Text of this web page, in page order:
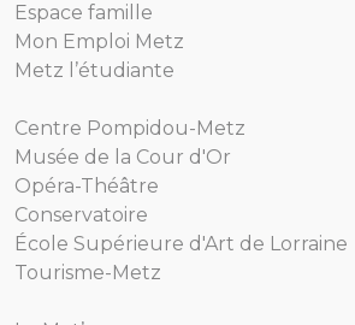
Espace famille
Mon Emploi Metz
Metz l’étudiante
Centre Pompidou-Metz
Musée de la Cour d'Or
Opéra-Théâtre
Conservatoire
École Supérieure d'Art de Lorraine
Tourisme-Metz